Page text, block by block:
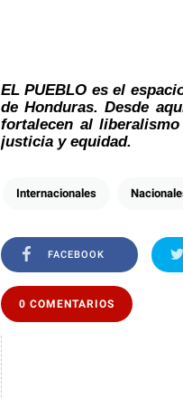
EL PUEBLO es el
de Honduras. Desde
fortalecen al
justicia y equidad.
Internacionales
FACEBOOK
0 COMENTARIOS